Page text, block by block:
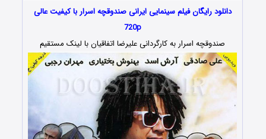
دانلود رایگان فیلم سینمایی ایرانی صندوقچه اسرار با کیفیت عالی
صندوقچه اسرار به کارگردانی علیرضا اتفاقیان با لینک مستقیم